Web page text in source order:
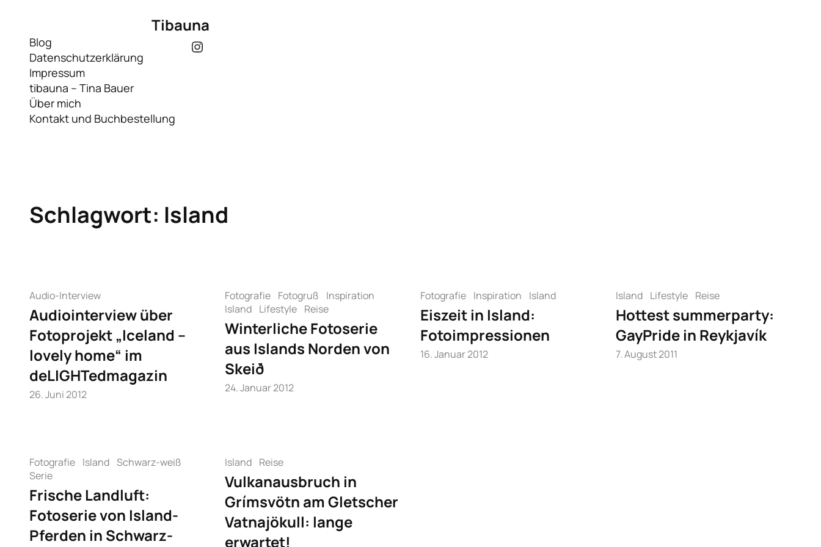
springen
Tibauna
Blog
Datenschutzerklärung
Impressum
tibauna – Tina Bauer
Über mich
Kontakt und Buchbestellung
Instagram
Schlagwort: Island
Audio-Interview
Audiointerview über
Fotoprojekt „Iceland –
lovely home“ im
deLIGHTedmagazin
26. Juni 2012
Fotografie Fotogruß
Inspiration
Island Lifestyle Reise
Winterliche Fotoserie
aus Islands Norden von
Skeið
24. Januar 2012
Fotografie Inspiration Island
Eiszeit in Island:
Fotoimpressionen
16. Januar 2012
Island Lifestyle Reise
Hottest summerparty:
GayPride in Reykjavík
7. August 2011
Fotografie Island Schwarz-weiß
Serie
Frische Landluft:
Fotoserie von Island-
Pferden in Schwarz-
Island Reise
Vulkanausbruch in
Grímsvötn am Gletscher
Vatnajökull: lange
erwartet!